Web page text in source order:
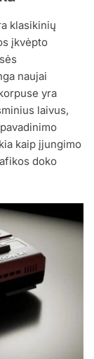
klasikinių
įkvėpto
naujai
yra
laivus,
kaip įjungimo
doko